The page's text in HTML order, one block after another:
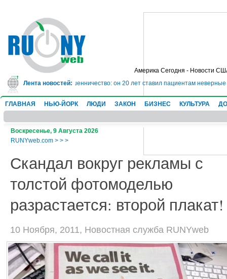
Америка Сегодня - Новости
Лента новостей:
на 10 лет за мошенничество: он 20 лет ставил пациентам неверные
ГЛАВНАЯ НЬЮ-ЙОРК ЛЮДИ ЗАКОН БИЗНЕС КУЛЬТУРА
Воскресенье, 9 Августа 2026
RUNYweb.com > > >
Скандал вокруг рекламы с
толстой фотомоделью
разрастается: второй плакат!
10 Ноября, 2011, Новостная служба RUNYweb